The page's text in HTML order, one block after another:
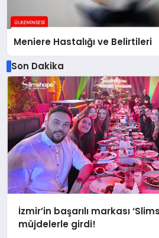
Meniere Hastalığı ve Belirtileri
Son Dakika
İzmir’in başarılı markası
müjdelerle girdi!